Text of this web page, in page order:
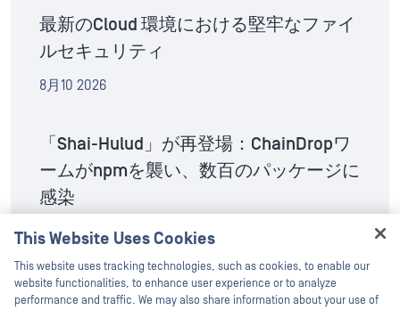
最新のCloud 環境における堅牢なファイ
ルセキュリティ
8月10 2026
「Shai-Hulud」が再登場：ChainDropワ
ームがnpmを襲い、数百のパッケージに
感染
8月7 2026
IntelligentFILEのリスク
This Website Uses Cookies
This website uses tracking technologies, such as cookies, to enable our
website functionalities, to enhance user experience or to analyze
performance and traffic. We may also share information about your use of